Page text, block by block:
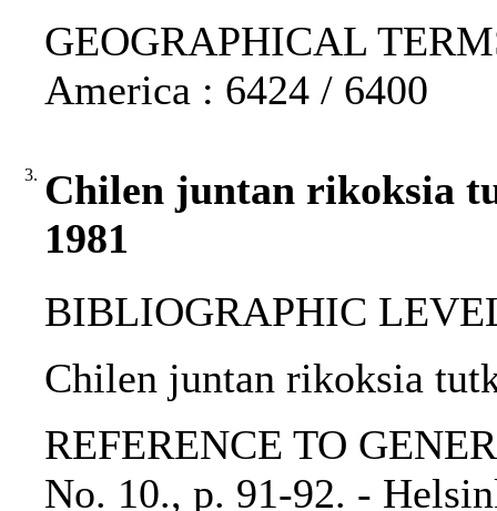
GEOGRAPHICAL
America : 6424 / 6400
3. Chilen juntan rikoksia
1981
BIBLIOGRAPHIC
Chilen juntan rikoksia
REFERENCE TO
No. 10., p. 91-92. -